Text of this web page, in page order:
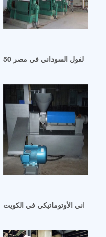
ضمان تجارة آلة زيت
زيت الفول السوداني في مصر
السوداني / معصرة زيت الفول
الأوتوماتيكي في الكويت